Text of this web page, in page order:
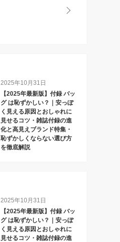
2025年10月31日
【2025年最新版】付録 バッ
グ は恥ずかしい？｜安っぽ
く見える原因とおしゃれに
見せるコツ・雑誌付録の進
化と高見えブランド特集・
恥ずかしくならない選び方
を徹底解説
2025年10月31日
【2025年最新版】付録 バッ
グ は恥ずかしい？｜安っぽ
く見える原因とおしゃれに
見せるコツ・雑誌付録の進